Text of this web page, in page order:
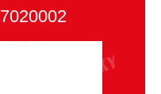
7020002